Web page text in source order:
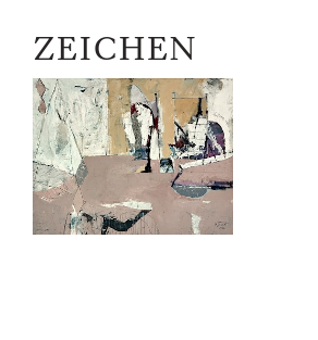
ZEICHEN
–
15.10.2017